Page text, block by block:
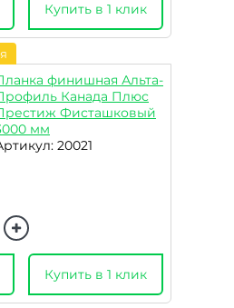
Купить в 1 клик
финишная Альта-
Канада Плюс
Фисташковый
мм
20021
Купить в 1 клик